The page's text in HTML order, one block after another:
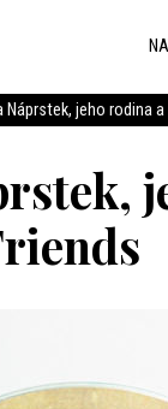
Náprstek, jeho rodina